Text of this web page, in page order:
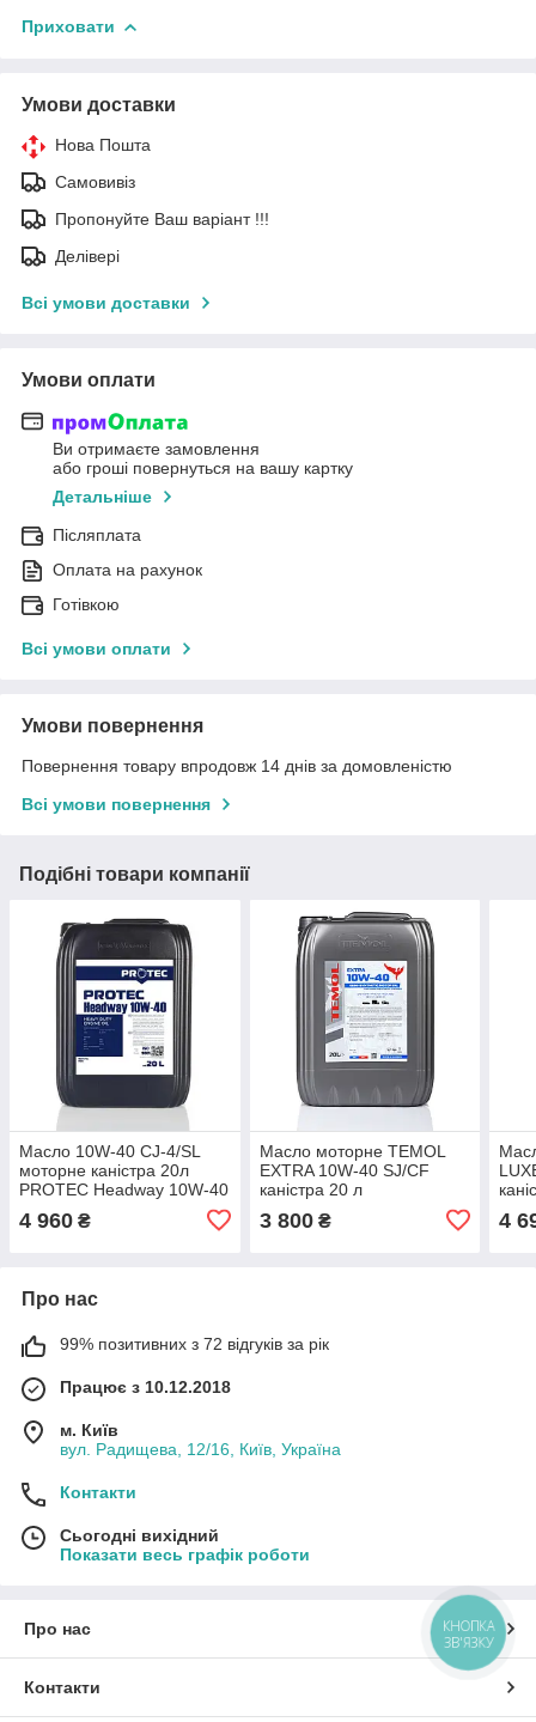
Приховати
Умови доставки
Нова Пошта
Самовивіз
Пропонуйте Ваш варіант !!!
Делівері
Всі умови доставки
Умови оплати
Ви отримаєте замовлення
або гроші повернуться на вашу картку
Детальніше
Післяплата
Оплата на рахунок
Готівкою
Всі умови оплати
Умови повернення
Повернення товару впродовж 14 днів за домовленістю
Всі умови повернення
Подібні товари компанії
Масло 10W-40 CJ-4/SL
моторне каністра 20л
PROTEC Headway 10W-40
CJ4/SL масло 10в40 сј4
4 960 ₴
Масло моторне TEMOL
EXTRA 10W-40 SJ/CF
каністра 20 л
3 800₴ 4
Про нас
99% позитивних з 72 відгуків за рік
Працює з 10.12.2018
м. Київ
вул. Радищева, 12/16, Київ, Україна
Контакти
Сьогодні вихідний
Показати весь графік роботи
Про нас
Контакти
КНОПКА
ЗВ'ЯЗКУ